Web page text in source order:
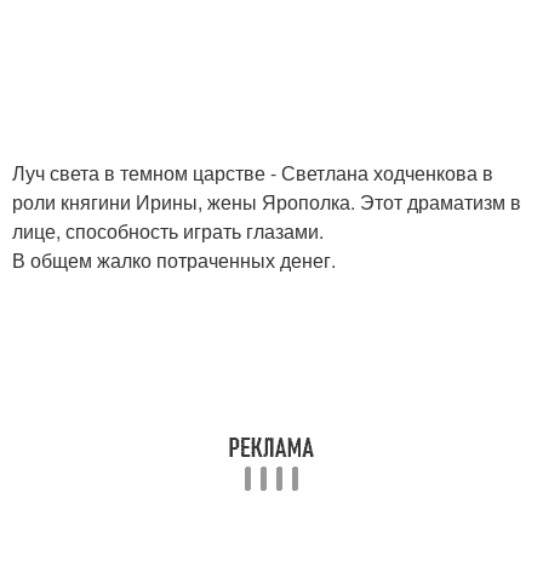
Луч света в темном царстве - Светлана ходченкова в
роли княгини Ирины, жены Ярополка. Этот драматизм в
лице, способность играть глазами.
В общем жалко потраченных денег.